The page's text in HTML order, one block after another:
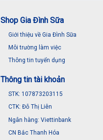
Shop Gia Đình Sữa
Giới thiệu về Gia Đình Sữa
Môi trường làm việc
Thông tin tuyển dụng
Thông tin tài khoản
STK: 107873203115
CTK: Đỗ Thị Liên
Ngân hàng: Viettinbank
CN Bắc Thanh Hóa